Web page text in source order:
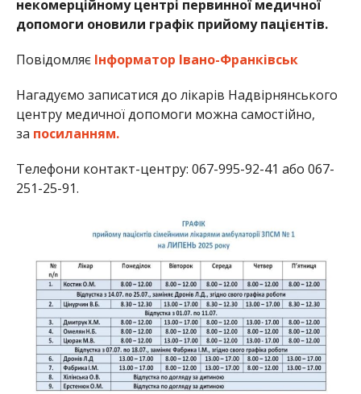
некомерційному центрі первинної медичної
допомоги оновили графік прийому пацієнтів.
Повідомляє Інформатор Івано-Франківськ
Нагадуємо записатися до лікарів Надвірнянського
центру медичної допомоги можна самостійно,
за посиланням.
Телефони контакт-центру: 067-995-92-41 або 067-
251-25-91.